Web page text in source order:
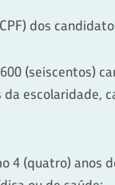
dos
(seiscentos)
da
4 (quatro) anos